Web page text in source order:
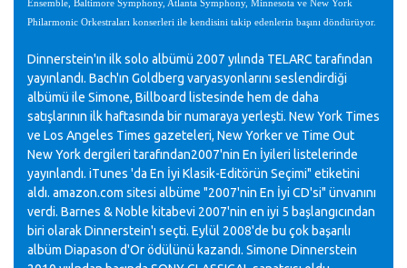
Ensemble, Baltimore Symphony, Atlanta Symphony, Minnesota ve New York
Philarmonic Orkestraları konserleri ile kendisini takip edenlerin başını döndürüyor.
Dinnerstein'ın ilk solo albümü 2007 yılında TELARC tarafından
yayınlandı. Bach'ın Goldberg varyasyonlarını seslendirdiği
albümü ile Simone, Billboard listesinde hem de daha
satışlarının ilk haftasında bir numaraya yerleşti. New York Times
ve Los Angeles Times gazeteleri, New Yorker ve Time Out
New York dergileri tarafından2007'nin En İyileri listelerinde
yayınlandı. iTunes 'da En İyi Klasik-Editörün Seçimi" etiketini
aldı. amazon.com sitesi albüme "2007'nin En İyi CD'si" ünvanını
verdi. Barnes & Noble kitabevi 2007'nin en iyi 5 başlangıcından
biri olarak Dinnerstein'ı seçti. Eylül 2008'de bu çok başarılı
albüm Diapason d'Or ödülünü kazandı. Simone Dinnerstein